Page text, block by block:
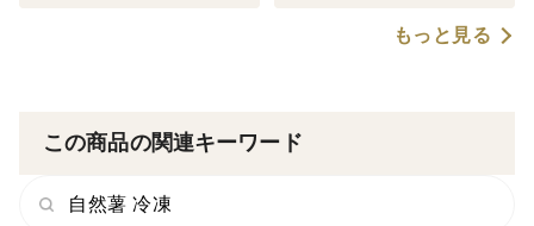
・名入れの要否と名前：ご指定ない場合は空欄とさせて
もっと見る
この商品の関連キーワード
自然薯 冷凍